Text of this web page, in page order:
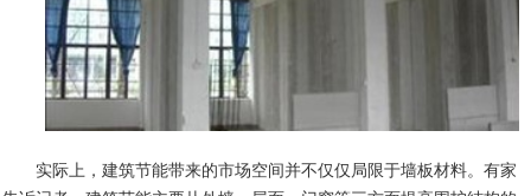
实际上，建筑节能带来的市场空间并不仅仅局限于墙板材料。有家